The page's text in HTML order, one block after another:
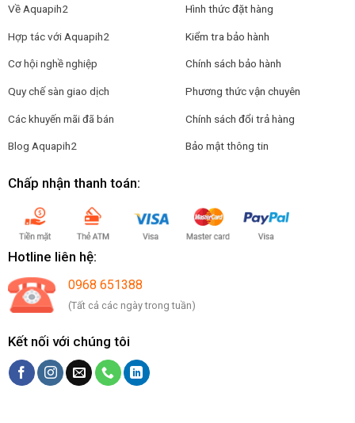
Về Aquapih2
Hợp tác với Aquapih2
Cơ hội nghề nghiệp
Quy chế sàn giao dịch
Các khuyến mãi đã bán
Blog Aquapih2
Hình thức đặt hàng
Kiểm tra bảo hành
Chính sách bảo hành
Phương thức vận chuyên
Chính sách đổi trả hàng
Bảo mật thông tin
Chấp nhận thanh toán:
Hotline liên hệ:
0968 651388
(Tất cả các ngày trong tuần)
Kết nối với chúng tôi